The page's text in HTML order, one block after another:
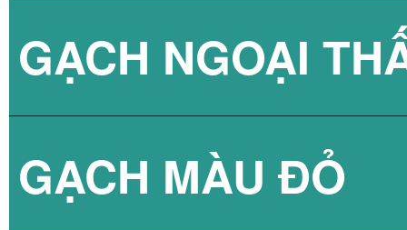
BÌNH NÓNG
BÌNH NÓNG
GẠCH NPG
GẠCH NPG
GẠCH NGOẠI
GẠCH MÀU ĐỎ